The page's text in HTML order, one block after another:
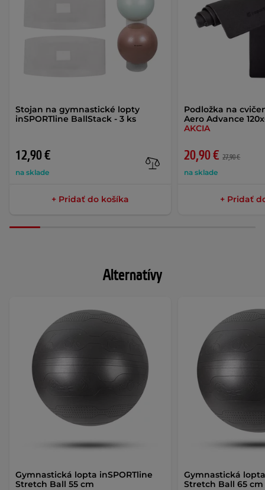
Stojan na gymnastické lopty
inSPORTline BallStack - 3 ks
12,90 €
na sklade
+ Pridať do košíka
Podložka na
Aero Advance
AKCIA
20,90 € 27,90 €
na sklade
+ Pridať
Alternatívy
Gymnastická lopta inSPORTline
Stretch Ball 55 cm
Gymnastická
Stretch Ball 65 cm